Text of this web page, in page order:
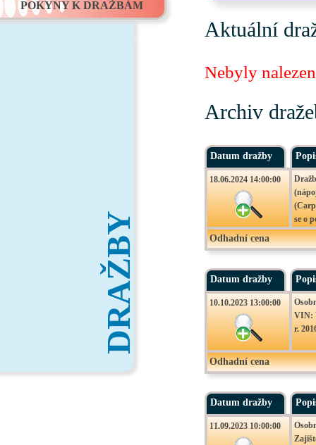
POKYNY K DRAŽBÁM
DRAŽBY
Aktuální
Nebyly
Archiv
Datum dražby
18.06.2024 14:00:00
se o
Odhadní cena
Datum dražby
10.10.2023 13:00:00
VIN:
r.
Odhadní cena
Datum dražby
11.09.2023 10:00:00